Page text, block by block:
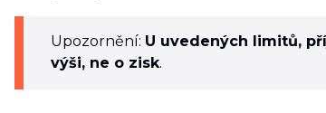
Upozornění: U uvedených limitů,
výši, ne o zisk.